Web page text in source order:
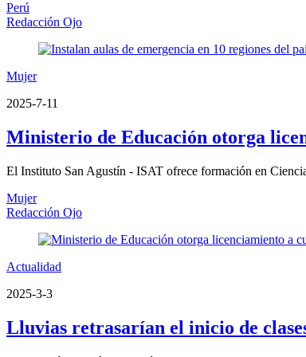
Perú
Redacción Ojo
Mujer
2025-7-11
Ministerio de Educación otorga
El Instituto San Agustín - ISAT ofrece formación en
Mujer
Redacción Ojo
Actualidad
2025-3-3
Lluvias retrasarían el inicio de